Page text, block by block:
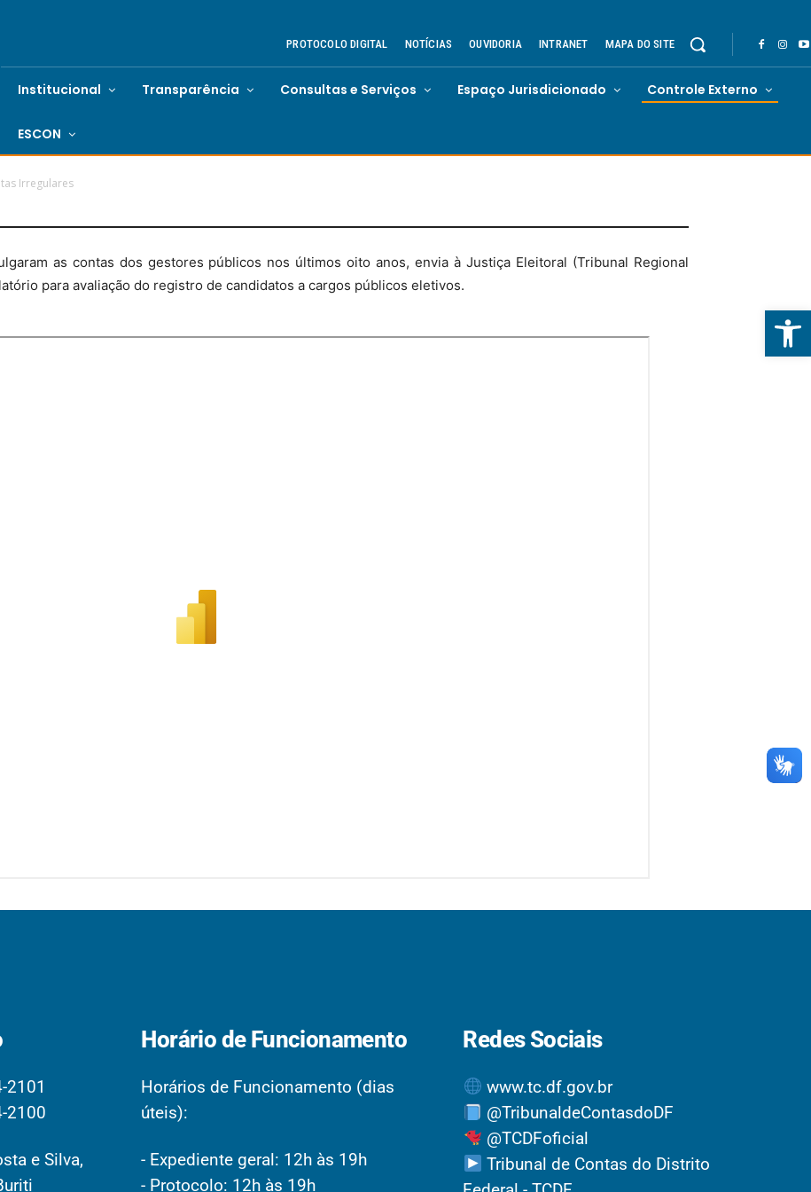
Abrir
PROTOCOLO DIGITAL NOTÍCIAS OUVIDORIA INTRANET MAPA DO SITE
Institucional Transparência Consultas e Serviços Espaço Jurisdicionado Controle Externo
ESCON
Irregulares
as contas dos gestores públicos nos últimos oito anos, envia à Justiça Eleitoral (Tribunal Regional
para avaliação do registro de candidatos a cargos públicos eletivos.
2101
2100
e Silva,
Horário de Funcionamento
Horários de Funcionamento (dias
úteis):
- Expediente geral: 12h às 19h
- Protocolo: 12h às 19h
Redes Sociais
www.tc.df.gov.br
@TribunaldeContasdoDF
@TCDFoficial
Tribunal de Contas do Distrito